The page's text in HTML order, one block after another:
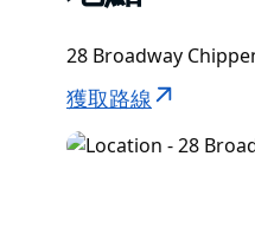
28 Broadway
獲取路線